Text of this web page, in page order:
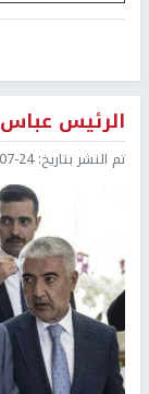
الرئيس
تم النشر بتاريخ:23:10